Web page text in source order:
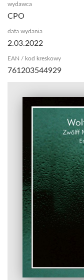
wydawca
CPO
data wydania
2.03.2022
EAN / kod kreskowy
761203544929